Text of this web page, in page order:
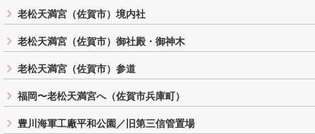
老松天満宮（佐賀市）境内社
老松天満宮（佐賀市）御社殿・御神木
老松天満宮（佐賀市）参道
福岡〜老松天満宮へ（佐賀市兵庫町）
豊川海軍工廠平和公園／旧第三信管置場